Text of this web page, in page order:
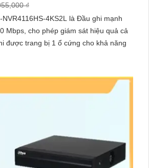
₫
4KS2L là Đầu ghi mạnh
Mbps, cho phép giám sát hiệu quả cả